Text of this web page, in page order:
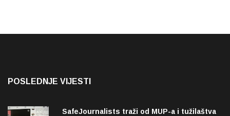
POSLEDNJE VIJESTI
SafeJournalists traži od MUP-a i tužilaštva